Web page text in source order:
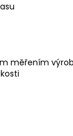
měřením